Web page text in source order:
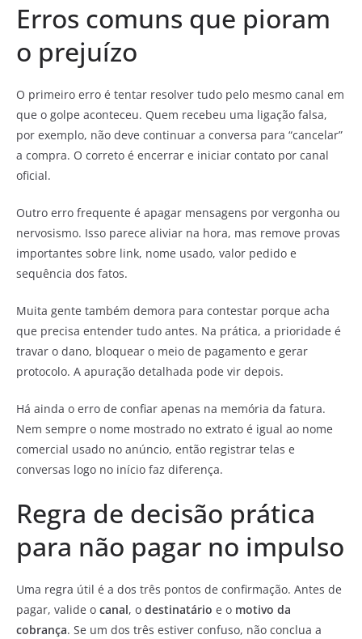
Erros comuns que pioram
o prejuízo
O primeiro erro é tentar resolver tudo pelo mesmo canal em
que o golpe aconteceu. Quem recebeu uma ligação falsa,
por exemplo, não deve continuar a conversa para “cancelar”
a compra. O correto é encerrar e iniciar contato por canal
oficial.
Outro erro frequente é apagar mensagens por vergonha ou
nervosismo. Isso parece aliviar na hora, mas remove provas
importantes sobre link, nome usado, valor pedido e
sequência dos fatos.
Muita gente também demora para contestar porque acha
que precisa entender tudo antes. Na prática, a prioridade é
travar o dano, bloquear o meio de pagamento e gerar
protocolo. A apuração detalhada pode vir depois.
Há ainda o erro de confiar apenas na memória da fatura.
Nem sempre o nome mostrado no extrato é igual ao nome
comercial usado no anúncio, então registrar telas e
conversas logo no início faz diferença.
Regra de decisão prática
para não pagar no impulso
Uma regra útil é a dos três pontos de confirmação. Antes de
pagar, valide o canal, o destinatário e o motivo da
cobrança. Se um dos três estiver confuso, não conclua a